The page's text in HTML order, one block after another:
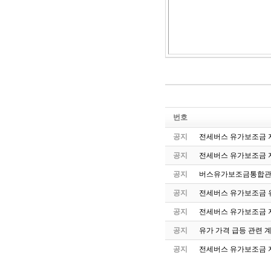
번호
공지 전세버스 유가보조금
공지 전세버스 유가보조금
공지 버스유가보조금통합
공지 전세버스 유가보조금
공지 전세버스 유가보조금
공지 유가 가격 급등 관련
공지 전세버스 유가보조금